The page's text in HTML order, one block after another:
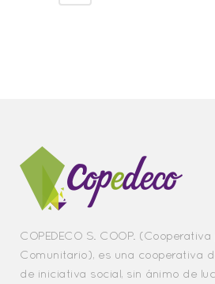
COPEDECO S. COOP.
Comunitario), es una cooperativa
de iniciativa social, sin ánimo de